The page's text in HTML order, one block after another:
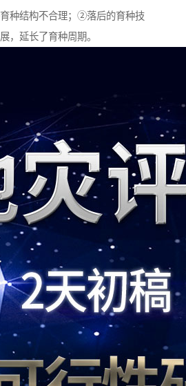
种结构不合理；②落后的育种技
，延长了育种周期。